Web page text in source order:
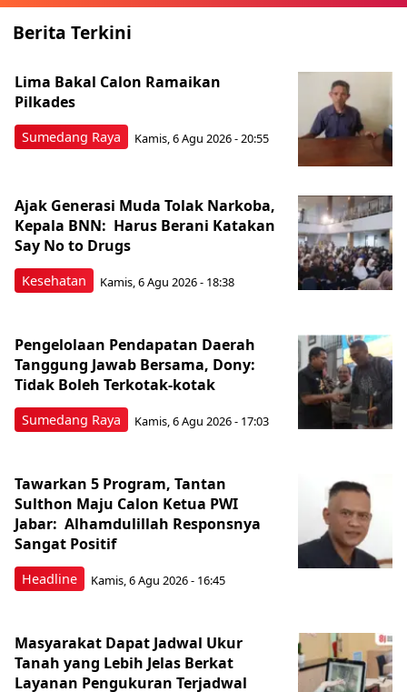
Berita Terkini
Sumedang Raya
Lima Bakal Calon Ramaikan
Pilkades
Kamis, 6 Agu 2026 - 20:55
Kesehatan
Ajak Generasi Muda Tolak Narkoba,
Kepala BNN: Harus Berani Katakan
Say No to Drugs
Kamis, 6 Agu 2026 - 18:38
Sumedang Raya
Pengelolaan Pendapatan Daerah
Tanggung Jawab Bersama, Dony:
Tidak Boleh Terkotak-kotak
Kamis, 6 Agu 2026 - 17:03
Headline
Tawarkan 5 Program, Tantan
Sulthon Maju Calon Ketua PWI
Jabar: Alhamdulillah Responsnya
Sangat Positif
Kamis, 6 Agu 2026 - 16:45
Masyarakat Dapat Jadwal Ukur
Tanah yang Lebih Jelas Berkat
Layanan Pengukuran Terjadwal